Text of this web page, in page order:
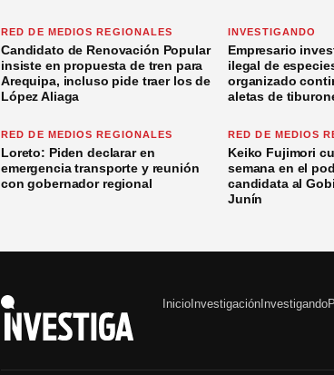
RED DE MEDIOS REGIONALES
Candidato de Renovación Popular
insiste en propuesta de tren para
Arequipa, incluso pide traer los de
López Aliaga
INVESTIGANDO
Empresario
ilegal de
organizado
aletas de
RED DE MEDIOS REGIONALES
Loreto: Piden declarar en
emergencia transporte y reunión
con gobernador regional
RED DE MEDIOS
Keiko Fujimori
semana en el
candidata al
Junín
Inicio Investigación Investigando